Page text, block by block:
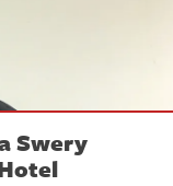
Swery